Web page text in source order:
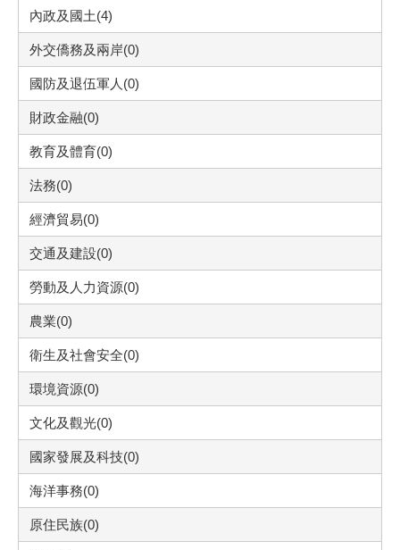
內政及國土(4)
外交僑務及兩岸(0)
國防及退伍軍人(0)
財政金融(0)
教育及體育(0)
法務(0)
經濟貿易(0)
交通及建設(0)
勞動及人力資源(0)
農業(0)
衛生及社會安全(0)
環境資源(0)
文化及觀光(0)
國家發展及科技(0)
海洋事務(0)
原住民族(0)